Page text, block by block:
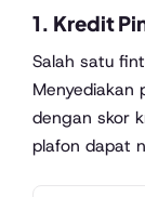
1. Kredit
Salah satu
Menyediakan
dengan skor
plafon dapat